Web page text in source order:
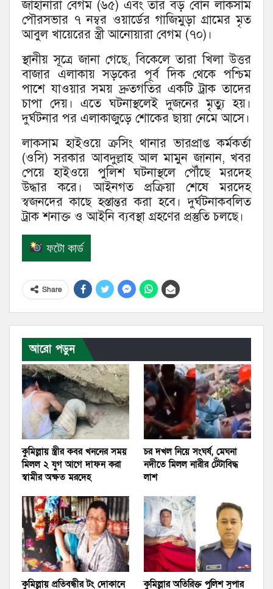
জাহানারা বেগম (৬৫) এবং তার বড় বোন লাকসাম
পৌরসভার ৭ নম্বর ওয়ার্ডের গাজিমুড়া গ্রামের মৃত
আবুল খায়েরের স্ত্রী আনোয়ারা বেগম (৭০)।
স্থানীয় সূত্রে জানা গেছে, বিকেলে তারা খিলা উত্তর
বাজার এলাকায় সড়কের পূর্ব দিক থেকে পশ্চিম
পাশে যাওয়ার সময় দ্রুতগতির একটি ট্রাক তাদের
চাপা দেয়। এতে ঘটনাস্থলেই দুজনের মৃত্যু হয়।
দুর্ঘটনার পর এলাকাজুড়ে শোকের ছায়া নেমে আসে।
লাকসাম হাইওয়ে ক্রসিং থানার ভারপ্রাপ্ত কর্মকর্তা
(ওসি) সরকার আবদুল্লাহ আল মামুন জানান, খবর
পেয়ে হাইওয়ে পুলিশ ঘটনাস্থলে পৌঁছে মরদেহ
উদ্ধার করে। আইনগত প্রক্রিয়া শেষে মরদেহ
স্বজনদের কাছে হস্তান্তর করা হবে। দুর্ঘটনাকবলিত
ট্রাক শনাক্ত ও আইনি ব্যবস্থা গ্রহণের প্রস্তুতি চলছে।
ফটো কার্ড
Share
আরো পড়ুন
কুমিল্লায় স্ত্রীর কবর খননের সময়
মিলল ২ যুগ আগে দাফন করা
স্বামীর অক্ষত মরদেহ
চর দখল নিয়ে সংঘর্ষ, মেঘনা
নদীতে মিলল নারীর টেঁটাবিদ্ধ
লাশ
কুমিল্লায় প্রতিবন্ধীর টং দোকানে
কুমিল্লার অতিরিক্ত পুলিশ সুপার